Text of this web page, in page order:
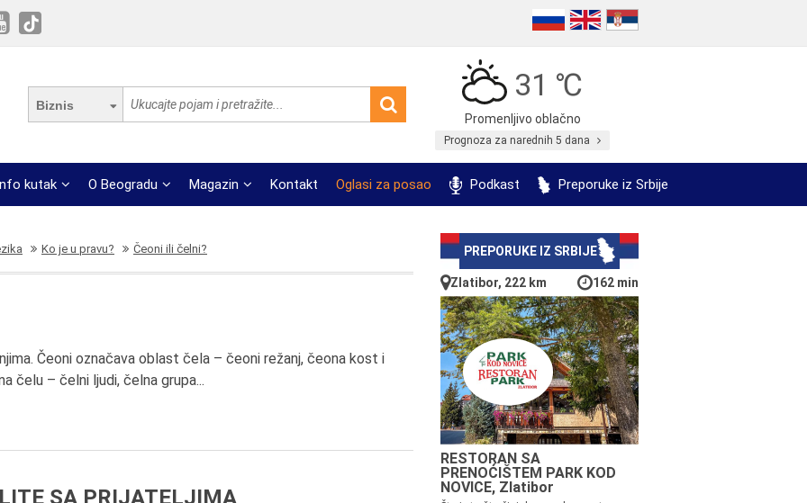
Biznis
31 ℃
Promenljivo oblačno
Prognoza za narednih 5 dana
kutak O Beogradu Magazin Kontakt Oglasi za posao Podkast Preporuke iz Srbije
Ko je u pravu? Čeoni ili čelni?
Čeoni označava oblast čela – čeoni režanj, čeona kost i
čelu – čelni ljudi, čelna grupa...
SA PRIJATELJIMA
PREPORUKE IZ SRBIJE
Zlatibor, 222 km 162 min
RESTORAN SA
PRENOĆIŠTEM PARK KOD
NOVICE, Zlatibor